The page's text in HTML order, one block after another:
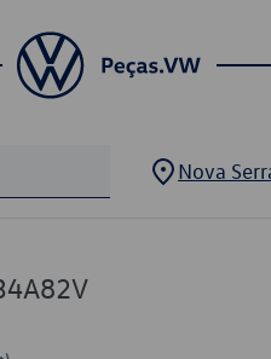
Nova